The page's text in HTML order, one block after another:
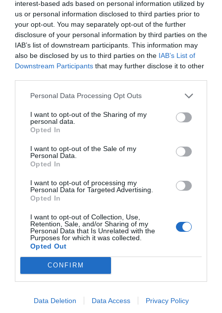
interest-based ads based on personal information utilized by
us or personal information disclosed to third parties prior to
your opt-out. You may separately opt-out of the further
disclosure of your personal information by third parties on the
IAB’s list of downstream participants. This information may
also be disclosed by us to third parties on the IAB’s List of
Downstream Participants that may further disclose it to other
Personal Data Processing Opt Outs
I want to opt-out of the Sharing of my
personal data.
Opted In
I want to opt-out of the Sale of my
Personal Data.
Opted In
I want to opt-out of processing my
Personal Data for Targeted Advertising.
Opted In
I want to opt-out of Collection, Use,
Retention, Sale, and/or Sharing of my
Personal Data that Is Unrelated with the
Purposes for which it was collected.
Opted Out
CONFIRM
Data Deletion Data Access Privacy Policy
Artículos anteriores
Opinión
Enormes minucias
por Eulogio López
Nokia, Ericsson... Huawei: lo que importan
Eulogio López
Isabel Pantoja pierde dos pleitos
con Hacienda por 700.000
euros... suma y sigue
El IBEX 35 cerró la sesión del